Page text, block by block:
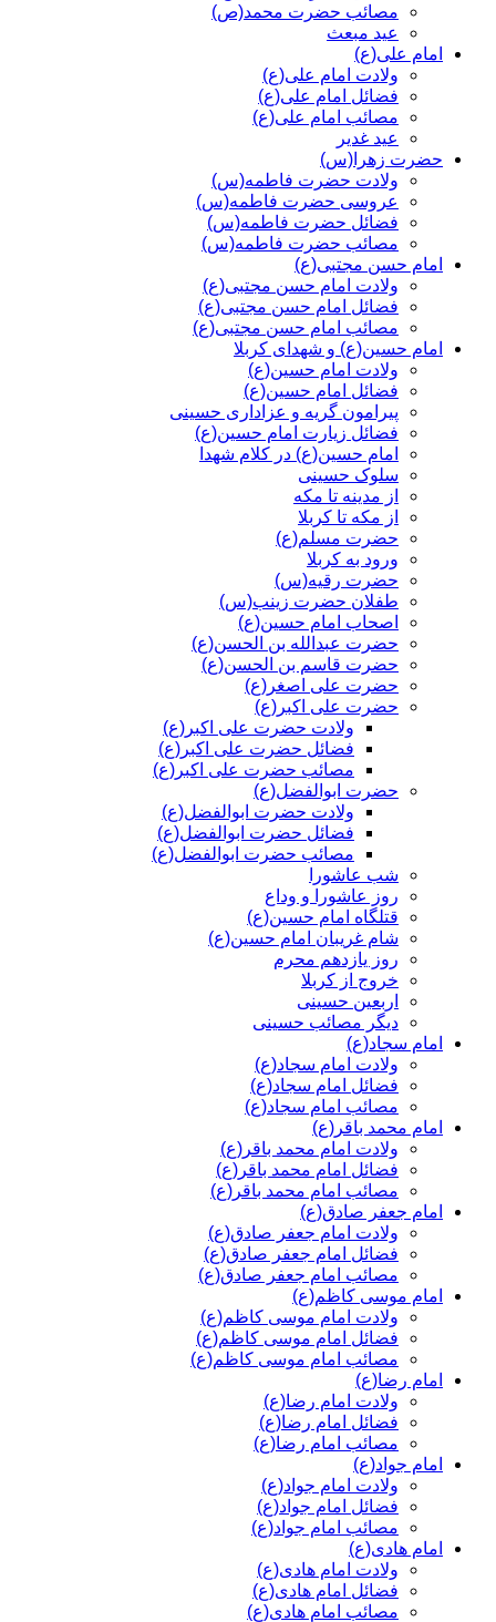
مصائب حضرت محمد(ص)
عید مبعث
امام علی(ع)
ولادت امام علی(ع)
فضائل امام علی(ع)
مصائب امام علی(ع)
عید غدیر
حضرت زهرا(س)
ولادت حضرت فاطمه(س)
عروسی حضرت فاطمه(س)
فضائل حضرت فاطمه(س)
مصائب حضرت فاطمه(س)
امام حسن مجتبی(ع)
ولادت امام حسن مجتبی(ع)
فضائل امام حسن مجتبی(ع)
مصائب امام حسن مجتبی(ع)
امام حسین(ع) و شهدای کربلا
ولادت امام حسین(ع)
فضائل امام حسین(ع)
پیرامون گریه و عزاداری حسینی
فضائل زیارت امام حسین(ع)
امام حسین(ع) در کلام شهدا
سلوک حسینی
از مدینه تا مکه
از مکه تا کربلا
حضرت مسلم(ع)
ورود به کربلا
حضرت رقیه(س)
طفلان حضرت زینب(س)
اصحاب امام حسین(ع)
حضرت عبدالله بن الحسن(ع)
حضرت قاسم بن الحسن(ع)
حضرت علی اصغر(ع)
حضرت علی اکبر(ع)
ولادت حضرت علی اکبر(ع)
فضائل حضرت علی اکبر(ع)
مصائب حضرت علی اکبر(ع)
حضرت ابوالفضل(ع)
ولادت حضرت ابوالفضل(ع)
فضائل حضرت ابوالفضل(ع)
مصائب حضرت ابوالفضل(ع)
شب عاشورا
روز عاشورا و وداع
قتلگاه امام حسین(ع)
شام غریبان امام حسین(ع)
روز یازدهم محرم
خروج از کربلا
اربعین حسینی
دیگر مصائب حسینی
امام سجاد(ع)
ولادت امام سجاد(ع)
فضائل امام سجاد(ع)
مصائب امام سجاد(ع)
امام محمد باقر(ع)
ولادت امام محمد باقر(ع)
فضائل امام محمد باقر(ع)
مصائب امام محمد باقر(ع)
امام جعفر صادق(ع)
ولادت امام جعفر صادق(ع)
فضائل امام جعفر صادق(ع)
مصائب امام جعفر صادق(ع)
امام موسی کاظم(ع)
ولادت امام موسی کاظم(ع)
فضائل امام موسی کاظم(ع)
مصائب امام موسی کاظم(ع)
امام رضا(ع)
ولادت امام رضا(ع)
فضائل امام رضا(ع)
مصائب امام رضا(ع)
امام جواد(ع)
ولادت امام جواد(ع)
فضائل امام جواد(ع)
مصائب امام جواد(ع)
امام هادی(ع)
ولادت امام هادی(ع)
فضائل امام هادی(ع)
مصائب امام هادی(ع)